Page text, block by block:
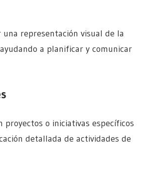
representación visual de la
a planificar y comunicar
proyectos o iniciativas específicos
detallada de actividades de